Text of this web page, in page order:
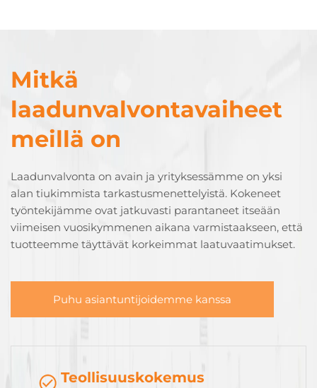
Mitkä
laadunvalvontavaiheet
meillä on
Laadunvalvonta on avain ja yrityksessämme on yksi
alan tiukimmista tarkastusmenettelyistä. Kokeneet
työntekijämme ovat jatkuvasti parantaneet itseään
viimeisen vuosikymmenen aikana varmistaakseen, että
tuotteemme täyttävät korkeimmat laatuvaatimukset.
Puhu asiantuntijoidemme kanssa
Teollisuuskokemus